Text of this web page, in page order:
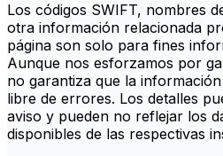
Los códigos SWIFT, nombres
otra información relacionada
página son solo para fines
Aunque nos esforzamos por
no garantiza que la
libre de errores. Los detalles
aviso y pueden no reflejar los
disponibles de las respectivas